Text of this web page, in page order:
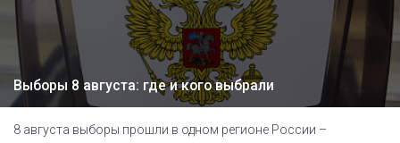
Выборы 8 августа: где и кого выбрали
8 августа выборы прошли в одном регионе России –